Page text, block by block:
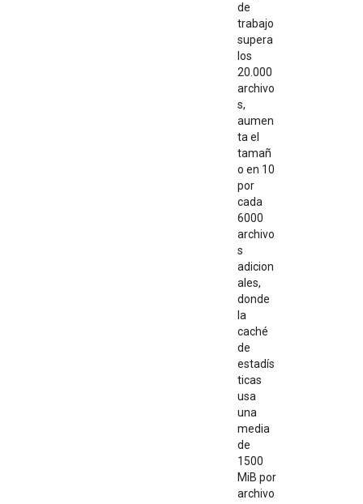
de
trabajo
supera
los
20.000
archivo
s,
aumen
ta el
tamañ
o en 10
por
cada
6000
archivo
s
adicion
ales,
donde
la
caché
de
estadís
ticas
usa
una
media
de
1500
MiB por
archivo